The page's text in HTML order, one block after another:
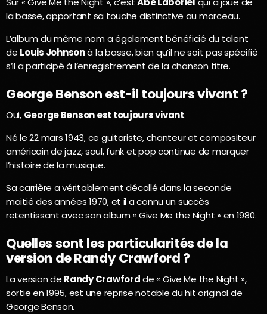
la basse, apportant sa touche distinctive au morceau.
L’album du même nom a également bénéficié du talent
de Louis Johnsonà la basse, bien qu’il ne soit pas spécifié
s’il a participé à l’enregistrement de la chanson titre.
George Benson est-il toujours vivant ?
Oui, George Benson est toujours vivant.
Né le 22 mars 1943, ce guitariste, chanteur et compositeur
américain de jazz, soul, funk et pop continue de marquer
l’histoire de la musique.
Sa carrière a véritablement décollé dans la seconde
moitié des années 1970, et il a connu un succès
retentissant avec son album « Give Me the Night » en 1980.
Quelles sont les particularités de la
version de Randy Crawford ?
La version de Randy Crawfordde « Give Me the Night »,
sortie en 1995, est une reprise notable du hit original de
George Benson.